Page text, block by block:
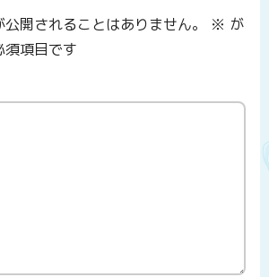
開されることはありません。 ※ が
須項目です